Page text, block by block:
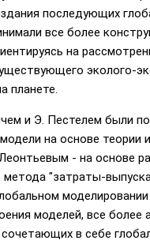
последующих
все более
на
эколого-
планете.
и Э. Пестелем были
на основе теории
- на основе
метода "затраты-
моделей, все более
сочетающих в себе